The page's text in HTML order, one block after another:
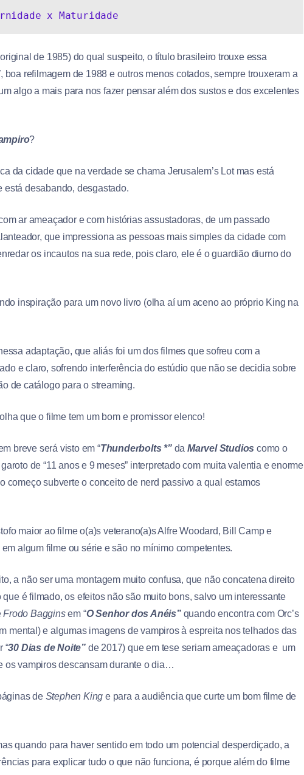
x Maturidade
original de 1985) do qual suspeito, o título brasileiro trouxe essa
, boa refilmagem de 1988 e outros menos cotados, sempre trouxeram a
algo a mais para nos fazer pensar além dos sustos e dos excelentes
?
da cidade que na verdade se chama Jerusalem’s Lot mas está
está desabando, desgastado.
ar ameaçador e com histórias assustadoras, de um passado
que impressiona as pessoas mais simples da cidade com
os incautos na sua rede, pois claro, ele é o guardião diurno do
inspiração para um novo livro (olha aí um aceno ao próprio King na
adaptação, que aliás foi um dos filmes que sofreu com a
e claro, sofrendo interferência do estúdio que não se decidia sobre
de catálogo para o streaming.
que o filme tem um bom e promissor elenco!
breve será visto em “Thunderbolts *”daMarvel Studios como o
de “11 anos e 9 meses” interpretado com muita valentia e enorme
começo subverte o conceito de nerd passivo a qual estamos
maior ao filme o(a)s veterano(a)s Alfre Woodard, Bill Camp e
algum filme ou série e são no mínimo competentes.
a não ser uma montagem muito confusa, que não concatena direito
é filmado, os efeitos não são muito bons, salvo um interessante
Frodo Bagginsem “O Senhor dos Anéis”quando encontra com Orc’s
mental) e algumas imagens de vampiros à espreita nos telhados das
“30 Dias de Noite” de 2017) que em tese seriam ameaçadoras e um
os vampiros descansam durante o dia…
de Stephen King e para a audiência que curte um bom filme de
quando para haver sentido em todo um potencial desperdiçado, a
para explicar tudo o que não funciona, é porque além do filme